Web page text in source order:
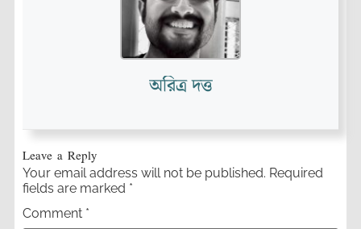
অরিত্র দত্ত
Leave a Reply
Your email address will not be published. Required
fields are marked *
Comment *